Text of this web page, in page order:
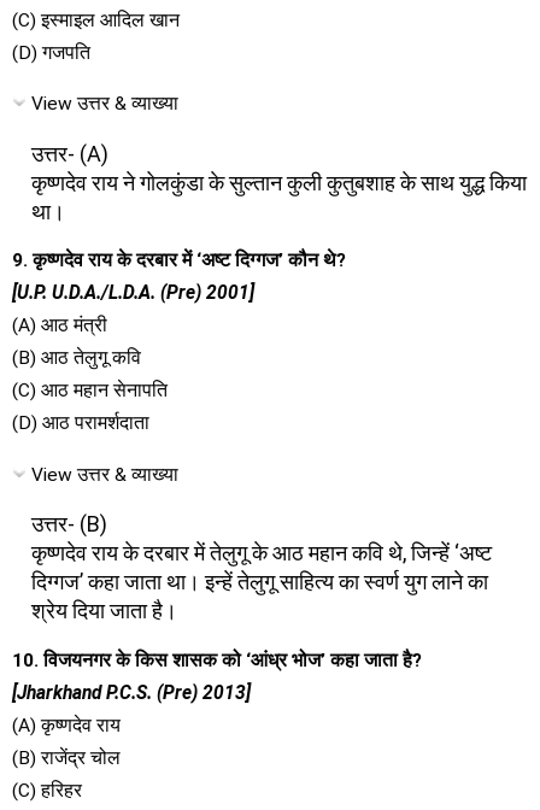
(C) इस्माइल आदिल खान
(D) गजपति
View उत्तर & व्याख्या
उत्तर- (A)
कृष्णदेव राय ने गोलकुंडा के सुल्तान कुली कुतुबशाह के साथ युद्ध किया
था।
9. कृष्णदेव राय के दरबार में ‘अष्ट दिग्गज’ कौन थे?
[U.P. U.D.A./L.D.A. (Pre) 2001]
(A) आठ मंत्री
(B) आठ तेलुगू कवि
(C) आठ महान सेनापति
(D) आठ परामर्शदाता
View उत्तर & व्याख्या
उत्तर- (B)
कृष्णदेव राय के दरबार में तेलुगू के आठ महान कवि थे, जिन्हें ‘अष्ट
दिग्गज’ कहा जाता था। इन्हें तेलुगू साहित्य का स्वर्ण युग लाने का
श्रेय दिया जाता है।
10. विजयनगर के किस शासक को ‘आंध्र भोज’ कहा जाता है?
[Jharkhand P.C.S. (Pre) 2013]
(A) कृष्णदेव राय
(B) राजेंद्र चोल
(C) हरिहर